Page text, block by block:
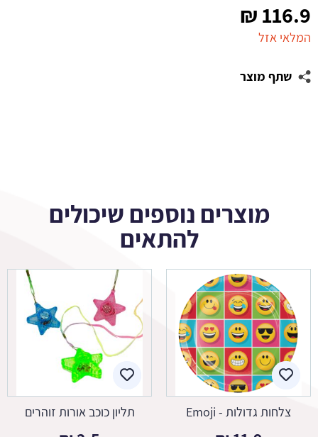
116.9
₪
המלאי אזל
שתף מוצר
מוצרים נוספים שיכולים
להתאים
צלחות גדולות - Emoji תליון כוכב אורות זוהרים